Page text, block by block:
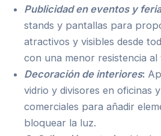
Publicidad en eventos y
stands y pantallas para
atractivos y visibles desde
con una menor resistencia al
Decoración de interiores:
vidrio y divisores en oficinas
comerciales para añadir
bloquear la luz.